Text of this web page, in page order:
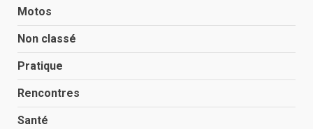
Motos
Non classé
Pratique
Rencontres
Santé